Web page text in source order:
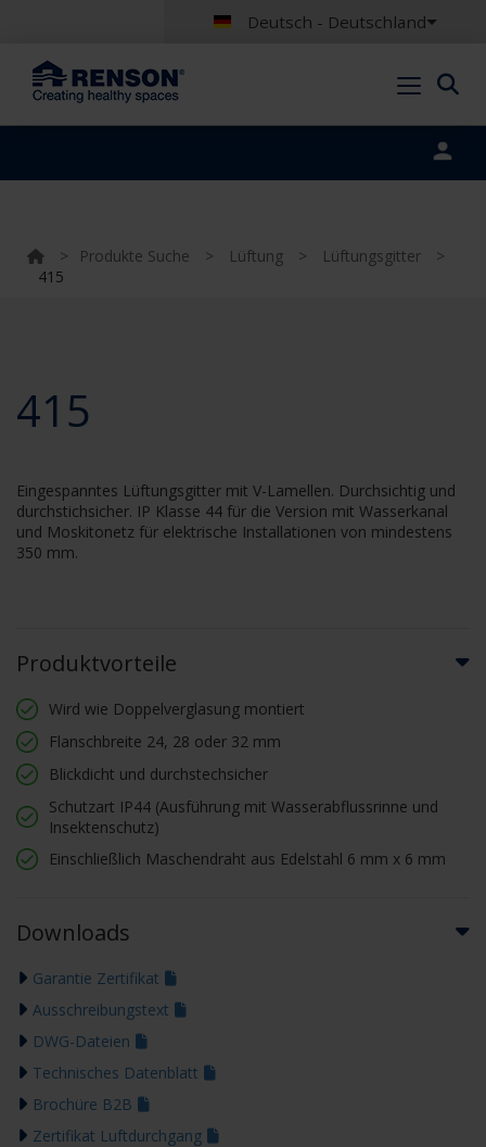
Deutsch - Deutschland
> Produkte Suche > Lüftung > Lüftungsgitter
>
415
415
Eingespanntes Lüftungsgitter mit V-Lamellen. Durchsichtig und
durchstichsicher. IP Klasse 44 für die Version mit Wasserkanal
und Moskitonetz für elektrische Installationen von mindestens
350 mm.
Produktvorteile
Wird wie Doppelverglasung montiert
Flanschbreite 24, 28 oder 32 mm
Blickdicht und durchstechsicher
Schutzart IP44 (Ausführung mit Wasserabflussrinne und
Insektenschutz)
Einschließlich Maschendraht aus Edelstahl 6 mm x 6 mm
Downloads
Garantie Zertifikat
Ausschreibungstext
DWG-Dateien
Technisches Datenblatt
Brochüre B2B
Zertifikat Luftdurchgang